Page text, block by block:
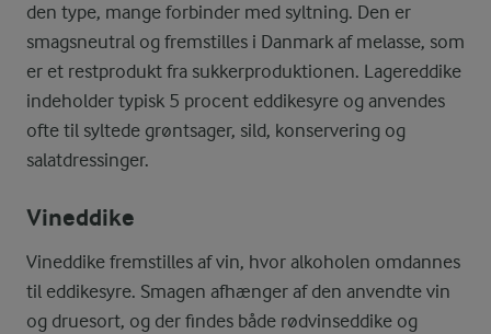
den type, mange forbinder med syltning. Den er
smagsneutral og fremstilles i Danmark af melasse, som
er et restprodukt fra sukkerproduktionen. Lagereddike
indeholder typisk 5 procent eddikesyre og anvendes
ofte til syltede grøntsager, sild, konservering og
salatdressinger.
Vineddike
Vineddike fremstilles af vin, hvor alkoholen omdannes
til eddikesyre. Smagen afhænger af den anvendte vin
og druesort, og der findes både rødvinseddike og